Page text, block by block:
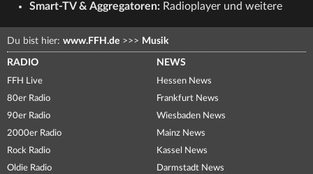
Smart-TV & Aggregatoren: Radioplayer und weitere
Du bist hier: www.FFH.de >>> Musik
RADIO
FFH Live
80er Radio
90er Radio
2000er Radio
Rock Radio
Oldie Radio
NEWS
Hessen News
Frankfurt News
Wiesbaden News
Mainz News
Kassel News
Darmstadt News